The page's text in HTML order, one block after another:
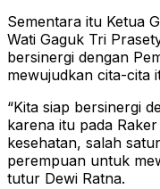
Sementara itu Ketua
Wati Gaguk Tri
bersinergi dengan
mewujudkan cita-cita
“Kita siap bersinergi
karena itu pada
kesehatan, salah
perempuan untuk
tutur Dewi Ratna.